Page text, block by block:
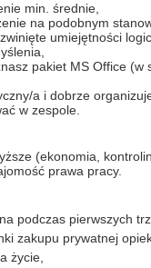
min. średnie,
na podobnym
umiejętności
pakiet MS Office (w
a i dobrze
w zespole.
(ekonomia,
prawa pracy.
podczas pierwszych
zakupu prywatnej
życie,